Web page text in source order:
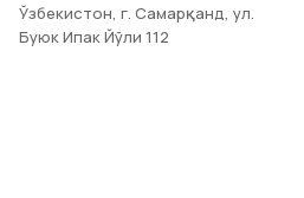
Ўзбекистон, г. Самарқанд, ул.
Буюк Ипак Йўли 112